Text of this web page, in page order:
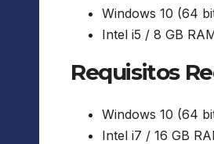
Windows 10 (64
Intel i5 / 8 GB
Requisitos
Windows 10 (64
Intel i7 / 16 GB